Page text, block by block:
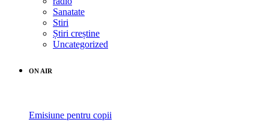
Sanatate
Stiri
Știri creștine
Uncategorized
ON AIR
Emisiune pentru copii